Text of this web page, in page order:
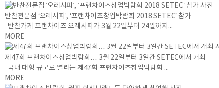
반찬전문점 ‘오레시피’, ‘프랜차이즈창업박람회 2018 SETEC’ 참가
반찬가게 프랜차이즈 오레시피가 3월 22일부터 24일까지...
MORE
제47회 프랜차이즈창업박람회… 3월 22일부터 3일간 SETEC에서 개최
국내 대형 규모로 열리는 제47회 프랜차이즈창업박람회 ...
MORE